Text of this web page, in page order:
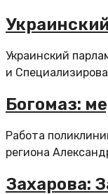
Украинский
и
Богомаз:
Работа
региона
Захарова: